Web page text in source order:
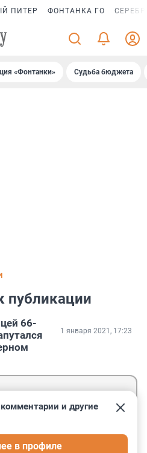
ПИТЕР ФОНТАНКА ГО
«Фонтанки» Судьба бюджета
публикации
66-
1 января 2021, 17:23
и другие
в профиле